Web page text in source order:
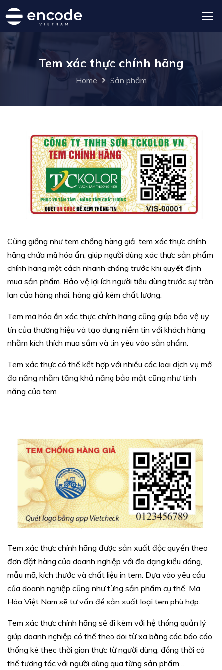
Tem xác thực chính hãng
Home Sản phẩm
Cũng giống như tem chống hàng giả, tem xác thực chính
hãng chứa mã hóa ẩn, giúp người dùng xác thực sản phẩm
chính hãng một cách nhanh chóng trước khi quyết định
mua sản phẩm. Bảo vệ lợi ích người tiêu dùng trước sự tràn
lan của hàng nhái, hàng giả kém chất lượng.
Tem mã hóa ẩn xác thực chính hãng cũng giúp bảo vệ uy
tín của thương hiệu và tạo dựng niềm tin với khách hàng
nhằm kích thích mua sắm và tin yêu vào sản phẩm.
Tem xác thực có thể kết hợp với nhiều các loại dịch vụ mở
đa năng nhằm tăng khả năng bảo mật cũng như tính
năng của tem.
Tem xác thực chính hãng được sản xuất độc quyền theo
đơn đặt hàng của doanh nghiệp với đa dạng kiểu dáng,
mẫu mã, kích thước và chất liệu in tem. Dựa vào yêu cầu
của doanh nghiệp cũng như từng sản phẩm cụ thể, Mã
Hóa Việt Nam sẽ tư vấn để sản xuất loại tem phù hợp.
Tem xác thực chính hãng sẽ đi kèm với hệ thống quản lý
giúp doanh nghiệp có thể theo dõi từ xa bằng các báo cáo
thống kê theo thời gian thực từ người dùng, đồng thời có
thể tương tác với người dùng qua từng sản phẩm…